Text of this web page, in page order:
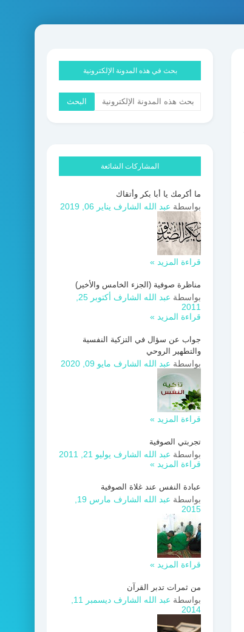
بحث في هذه المدونة الإلكترونية
المشاركات الشائعة
ما أكرمك يا أبا بكر وأتقاك
بواسطة عبد الله الشارف يناير 06, 2019
قراءة المزيد »
مناظرة صوفية (الجزء الخامس والأخير)
بواسطة عبد الله الشارف
2011
قراءة المزيد »
جواب عن سؤال في التزكية النفسية
والتطهير الروحي
بواسطة عبد الله الشارف مايو 09, 2020
قراءة المزيد »
تجربتي الصوفية
بواسطة عبد الله الشارف يوليو 21, 2011
قراءة المزيد »
عبادة النفس عند غلاة الصوفية
بواسطة عبد الله الشارف
2015
قراءة المزيد »
من ثمرات تدبر القرآن
بواسطة عبد الله الشارف
2014